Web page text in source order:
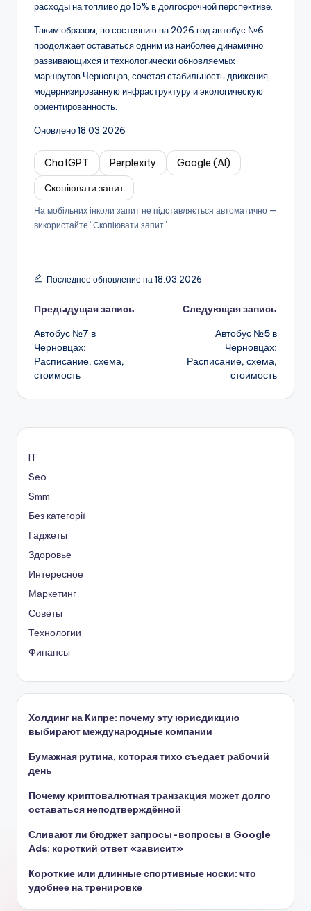
расходы на топливо до 15% в долгосрочной перспективе.
Таким образом, по состоянию на 2026 год автобус №6
продолжает оставаться одним из наиболее динамично
развивающихся и технологически обновляемых
маршрутов Черновцов, сочетая стабильность движения,
модернизированную инфраструктуру и экологическую
ориентированность.
Оновлено 18.03.2026
ChatGPT Perplexity
Google (AI)
Скопіювати запит
На мобільних інколи запит не підставляється автоматично —
використайте “Скопіювати запит”.
Последнее обновление на 18.03.2026
Навигация
записи
Предыдущая запись
Автобус №7 в
Черновцах:
Расписание, схема,
стоимость
Следующая запись
Автобус №5 в
Черновцах:
Расписание, схема,
стоимость
IT
Seo
Smm
Без категорії
Гаджеты
Здоровье
Интересное
Маркетинг
Советы
Технологии
Финансы
Холдинг на Кипре: почему эту юрисдикцию
выбирают международные компании
Бумажная рутина, которая тихо съедает рабочий
день
Почему криптовалютная транзакция может долго
оставаться неподтверждённой
Сливают ли бюджет запросы-вопросы в Google
Ads: короткий ответ «зависит»
Короткие или длинные спортивные носки: что
удобнее на тренировке